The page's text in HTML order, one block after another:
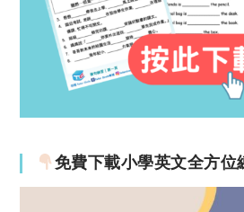
免費下載小學英文全方位